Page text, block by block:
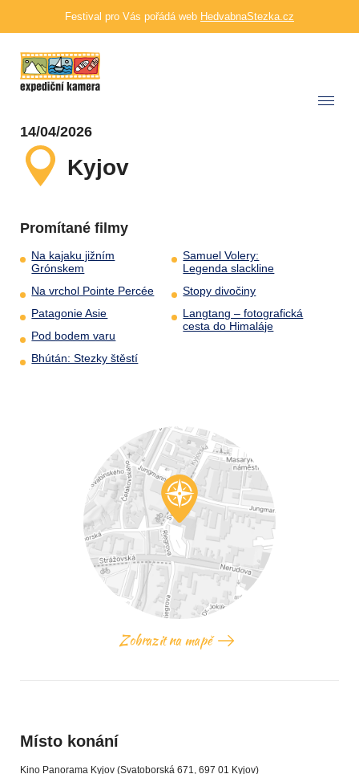
Festival pro Vás pořádá web HedvabnaStezka.cz
14/04/2026
Kyjov
Promítané filmy
Na kajaku jižním
Grónskem
Na vrchol Pointe Percée
Patagonie Asie
Pod bodem varu
Bhútán: Stezky štěstí
Samuel Volery:
Legenda slackline
Stopy divočiny
Langtang – fotografická
cesta do Himaláje
Zobrazit na mapě
Místo konání
Kino Panorama Kyjov (Svatoborská 671, 697 01 Kyjov)